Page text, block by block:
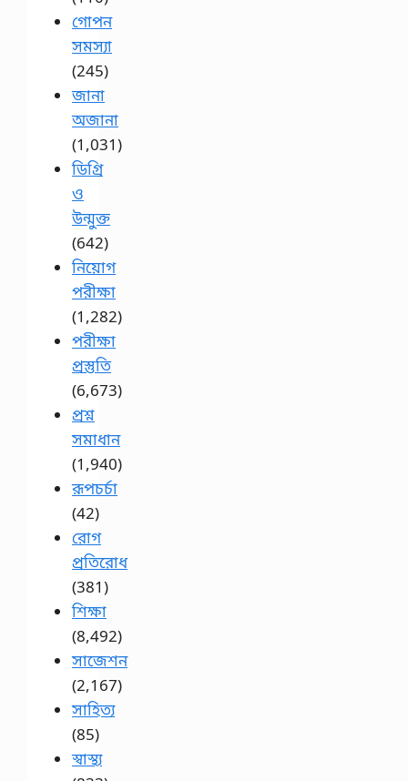
গোপন
সমস্যা
(245)
জানা
অজানা
(1,031)
ডিগ্রি
ও
উন্মুক্ত
(642)
নিয়োগ
পরীক্ষা
(1,282)
পরীক্ষা
প্রস্তুতি
(6,673)
প্রশ্ন
সমাধান
(1,940)
রূপচর্চা
(42)
রোগ
প্রতিরোধ
(381)
শিক্ষা
(8,492)
সাজেশন
(2,167)
সাহিত্য
(85)
স্বাস্থ্য